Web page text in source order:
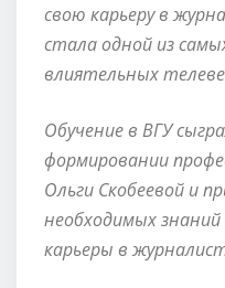
свою карьеру в
стала одной из
влиятельных
Обучение в ВГУ
формировании
Ольги Скобеевой и
необходимых
карьеры в